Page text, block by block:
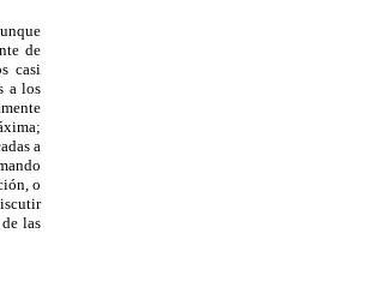
de
casi
a los
a
o
las